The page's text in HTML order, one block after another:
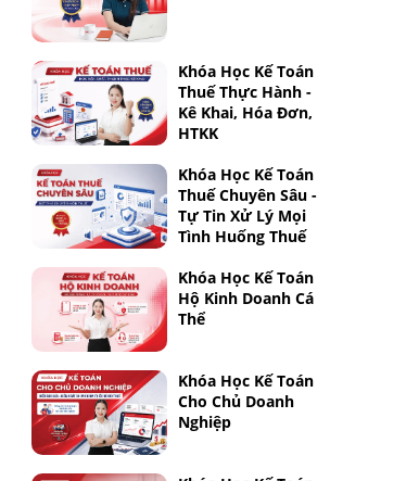
Khóa Học Kế Toán
Thuế Thực Hành -
Kê Khai, Hóa Đơn,
HTKK
Khóa Học Kế Toán
Thuế Chuyên Sâu -
Tự Tin Xử Lý Mọi
Tình Huống Thuế
Khóa Học Kế Toán
Hộ Kinh Doanh Cá
Thể
Khóa Học Kế Toán
Cho Chủ Doanh
Nghiệp